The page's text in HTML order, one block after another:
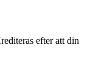
efter att din